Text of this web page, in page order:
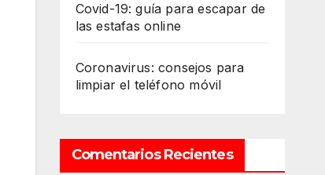
Covid-19: guía para escapar de
las estafas online
Coronavirus: consejos para
limpiar el teléfono móvil
Comentarios Recientes